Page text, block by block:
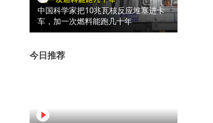
中国科学家把10兆瓦核反应堆塞进卡
车，加一次燃料能跑几十年
今日推荐